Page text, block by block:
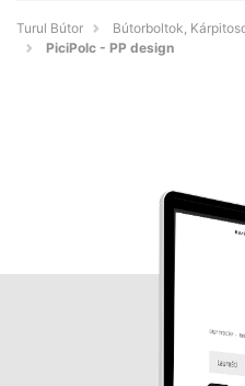
Turul Bútor
Bútorboltok,
PiciPolc - PP design